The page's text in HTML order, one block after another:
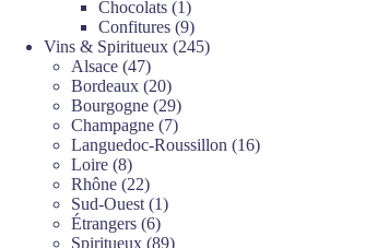
Chocolats 11
produit
Confitures 99
produits
Vins & Spiritueux 245245
Alsace 4747
produits
Bordeaux 2020
produits
Bourgogne 2929
produits
Champagne 77
produits
Languedoc-Roussillon 1616
Loire 88
produits
Rhône 2222
produits
Sud-Ouest 11
Étrangers 66
produits
Spiritueux 8989